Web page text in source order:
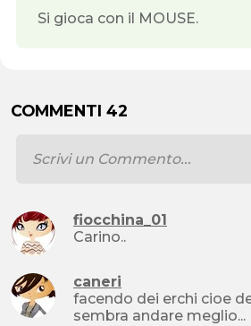
Si gioca con il MOUSE.
COMMENTI 42
fiocchina_01
Carino..
caneri
facendo dei erchi cioe
sembra andare meglio...